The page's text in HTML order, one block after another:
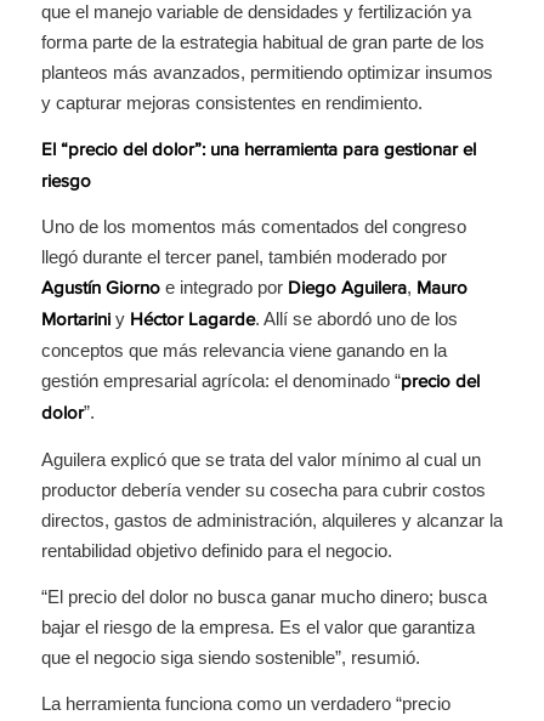
que el manejo variable de densidades y fertilización ya
forma parte de la estrategia habitual de gran parte de los
planteos más avanzados, permitiendo optimizar insumos
y capturar mejoras consistentes en rendimiento.
El “precio del dolor”: una herramienta para gestionar el
riesgo
Uno de los momentos más comentados del congreso
llegó durante el tercer panel, también moderado por
Agustín Giornoe integrado por Diego Aguilera, Mauro
Mortariniy Héctor Lagarde. Allí se abordó uno de los
conceptos que más relevancia viene ganando en la
gestión empresarial agrícola: el denominado “precio del
dolor”.
Aguilera explicó que se trata del valor mínimo al cual un
productor debería vender su cosecha para cubrir costos
directos, gastos de administración, alquileres y alcanzar la
rentabilidad objetivo definido para el negocio.
“El precio del dolor no busca ganar mucho dinero; busca
bajar el riesgo de la empresa. Es el valor que garantiza
que el negocio siga siendo sostenible”, resumió.
La herramienta funciona como un verdadero “precio